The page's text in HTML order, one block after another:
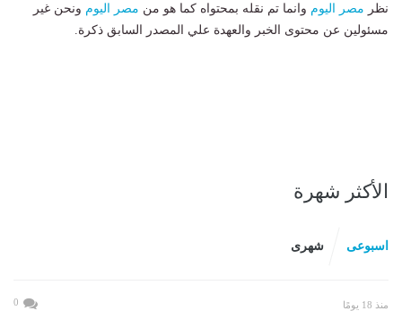
نظر مصر اليوم وانما تم نقله بمحتواه كما هو من مصر اليوم ونحن غير
مسئولين عن محتوى الخبر والعهدة علي المصدر السابق ذكرة.
الأكثر شهرة
اسبوعى شهرى
منذ 18 يومًا 0